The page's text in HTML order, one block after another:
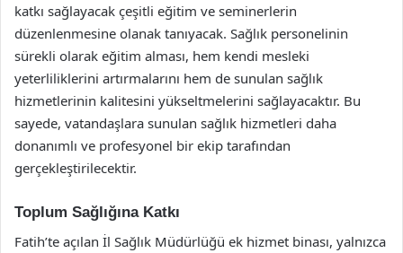
katkı sağlayacak çeşitli eğitim ve seminerlerin
düzenlenmesine olanak tanıyacak. Sağlık personelinin
sürekli olarak eğitim alması, hem kendi mesleki
yeterliliklerini artırmalarını hem de sunulan sağlık
hizmetlerinin kalitesini yükseltmelerini sağlayacaktır. Bu
sayede, vatandaşlara sunulan sağlık hizmetleri daha
donanımlı ve profesyonel bir ekip tarafından
gerçekleştirilecektir.
Toplum Sağlığına Katkı
Fatih’te açılan İl Sağlık Müdürlüğü ek hizmet binası, yalnızca